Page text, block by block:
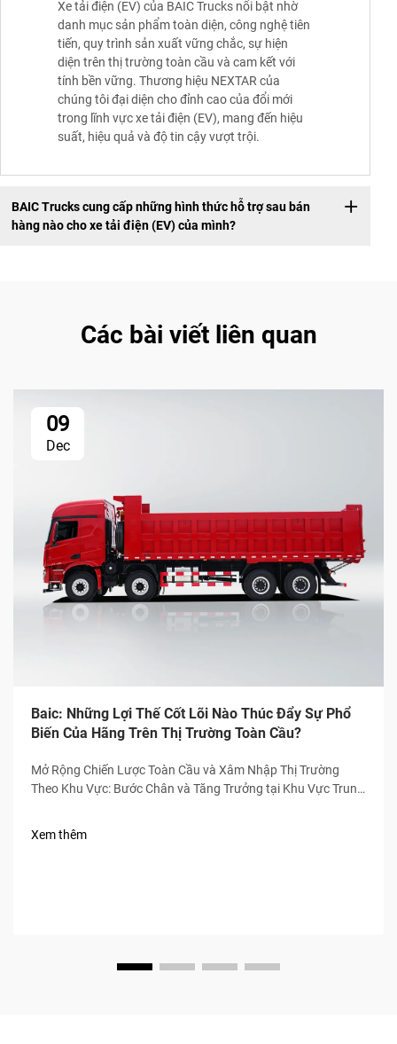
Xe tải điện (EV) của BAIC Trucks nổi bật nhờ
danh mục sản phẩm toàn diện, công nghệ tiên
tiến, quy trình sản xuất vững chắc, sự hiện
diện trên thị trường toàn cầu và cam kết với
tính bền vững. Thương hiệu NEXTAR của
chúng tôi đại diện cho đỉnh cao của đổi mới
trong lĩnh vực xe tải điện (EV), mang đến hiệu
suất, hiệu quả và độ tin cậy vượt trội.
BAIC Trucks cung cấp những hình thức hỗ trợ sau bán
hàng nào cho xe tải điện (EV) của mình?
Các bài viết liên quan
09
Dec
Baic: Những Lợi Thế Cốt Lõi Nào Thúc Đẩy Sự Phổ
Biến Của Hãng Trên Thị Trường Toàn Cầu?
Mở Rộng Chiến Lược Toàn Cầu và Xâm Nhập Thị Trường
Theo Khu Vực: Bước Chân và Tăng Trưởng tại Khu Vực Trung
khoảng 34% mỗi năm, chủ yếu nhờ vào các đại lý thông
Xem thêm